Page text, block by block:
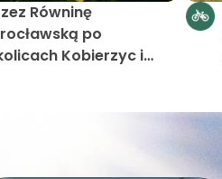
Równinę
po
Kobierzyc i